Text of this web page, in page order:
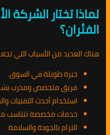
لماذا تختار الشركة
الفئران؟
هناك العديد من الأسباب التي
خبرة طويلة في السوق.
فريق متخصص ومدرب
استخدام أحدث التقنيات
خدمات مخصصة تتناسب مع
التزام بالجودة والسلامة.